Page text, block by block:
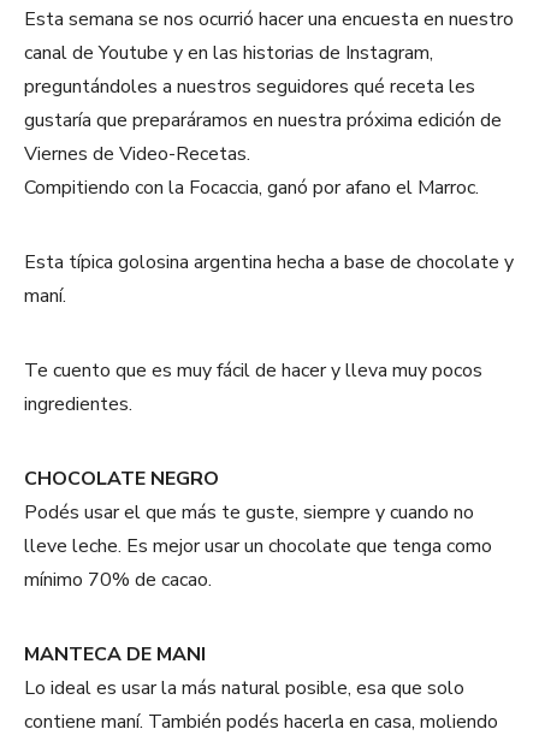
Esta semana se nos ocurrió hacer una encuesta en nuestro
canal de Youtube y en las historias de Instagram,
preguntándoles a nuestros seguidores qué receta les
gustaría que preparáramos en nuestra próxima edición de
Viernes de Video-Recetas.
Compitiendo con la Focaccia, ganó por afano el Marroc.
Esta típica golosina argentina hecha a base de chocolate y
maní.
Te cuento que es muy fácil de hacer y lleva muy pocos
ingredientes.
CHOCOLATE NEGRO
Podés usar el que más te guste, siempre y cuando no
lleve leche. Es mejor usar un chocolate que tenga como
mínimo 70% de cacao.
MANTECA DE MANI
Lo ideal es usar la más natural posible, esa que solo
contiene maní. También podés hacerla en casa, moliendo